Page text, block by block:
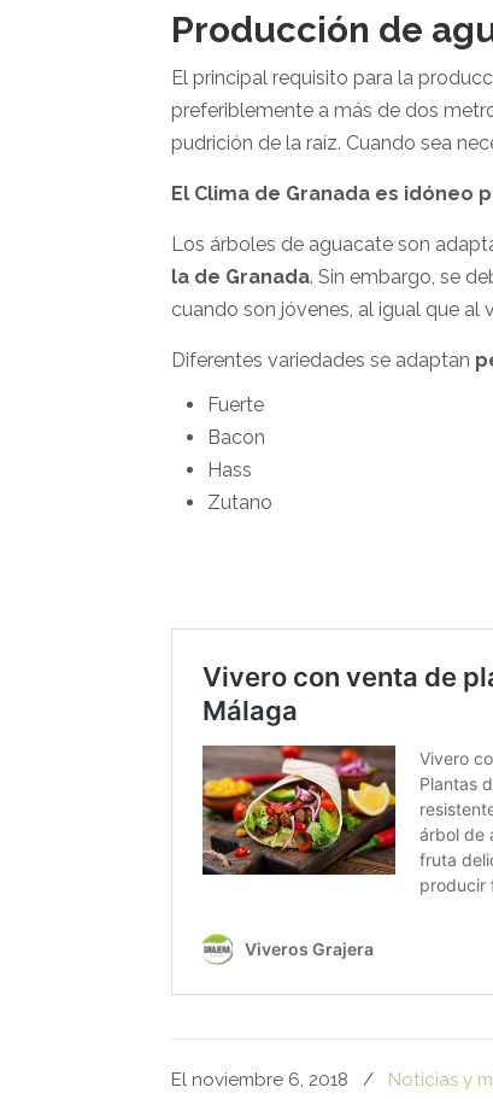
Producción de
El principal requisito para la
preferiblemente a más de dos
pudrición de la raíz. Cuando sea
El Clima de Granada es idóneo
Los árboles de aguacate son
la de Granada. Sin embargo, se
cuando son jóvenes, al igual que al
Diferentes variedades se adaptan
Fuerte
Bacon
Hass
Zutano
El noviembre 6, 2018 / Noticias y